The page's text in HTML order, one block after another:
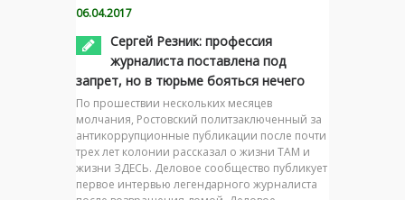
06.04.2017
Сергей Резник: профессия
журналиста поставлена под
запрет, но в тюрьме бояться нечего
По прошествии нескольких месяцев
молчания, Ростовский политзаключенный за
антикоррупционные публикации после почти
трех лет колонии рассказал о жизни ТАМ и
жизни ЗДЕСЬ. Деловое сообщество публикует
первое интервью легендарного журналиста